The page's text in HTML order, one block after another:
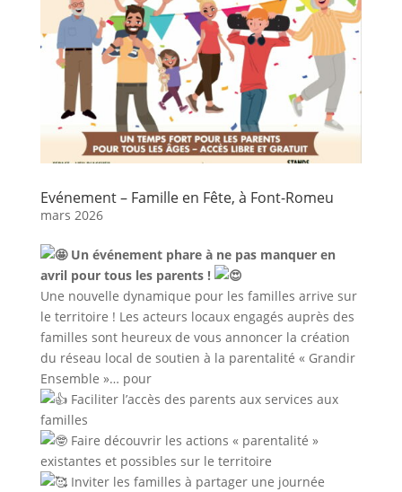
Evénement – Famille en Fête, à Font-Romeu
mars 2026
Un événement phare à ne pas manquer en
avril pour tous les parents !
Une nouvelle dynamique pour les familles arrive sur
le territoire ! Les acteurs locaux engagés auprès des
familles sont heureux de vous annoncer la création
du réseau local de soutien à la parentalité « Grandir
Ensemble »… pour
Faciliter l’accès des parents aux services aux
familles
Faire découvrir les actions « parentalité »
existantes et possibles sur le territoire
Inviter les familles à partager une journée